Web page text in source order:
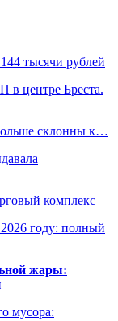
тысячи рублей
в центре Бреста.
склонны к…
комплекс
году: полный
жары:
мусора: